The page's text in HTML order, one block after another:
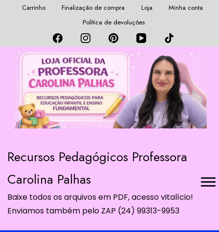
Carrinho Finalização de compra Loja
Minha conta
Política de devoluções
Recursos Pedagógicos Professora
Carolina Palhas
Baixe todos os arquivos em PDF, acesso vitalício!
Enviamos também pelo ZAP (24) 99313-9953